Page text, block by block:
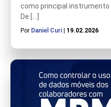
como principal instrumento
De […]
Por Daniel Curi | 19.02.2026